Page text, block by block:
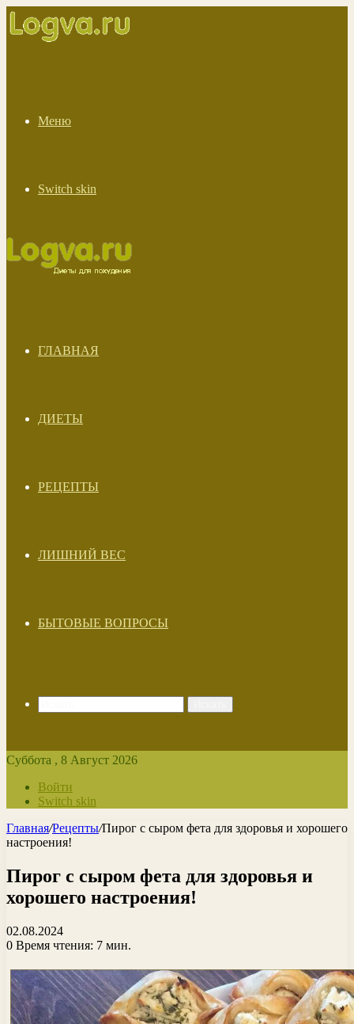
Меню
Switch skin
ГЛАВНАЯ
ДИЕТЫ
РЕЦЕПТЫ
ЛИШНИЙ ВЕС
БЫТОВЫЕ ВОПРОСЫ
Суббота , 8 Август 2026
Войти
Switch skin
Главная/Рецепты/Пирог с сыром фета для здоровья и хорошего
настроения!
Пирог с сыром фета для здоровья и
хорошего настроения!
02.08.2024
0 Время чтения: 7 мин.